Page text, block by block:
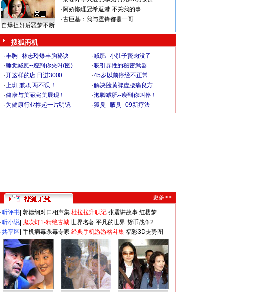
自爆捉奸后恶梦不断
·阿娇懒理冠希返港:不关我的事
·古巨基：我与霆锋都是一哥
搜狐商机
·丰胸--林志玲爆丰胸秘诀 ·减肥--小肚子赘肉没了
·睡觉减肥--瘦到你尖叫(图) ·吸引异性的秘密武器
·开这样的店 日进3000 ·45岁以前停经不正常
·上班 兼职 两不误！ ·解决脸黄脾虚腰痛良方
·健康与美丽完美展现！ ·泡脚减肥--瘦到你叫停！
·为健康行业撑起一片明镜 ·狐臭--腋臭--09新疗法
更多>>
·听评书 郭德纲对口相声集 杜拉拉升职记 张震讲故事 红楼梦
·听小说 鬼吹灯1-精绝古城 世界名著 平凡的世界 货币战争2
·共享区 手机病毒杀毒专家 经典手机游游格斗集 福彩3D走势图